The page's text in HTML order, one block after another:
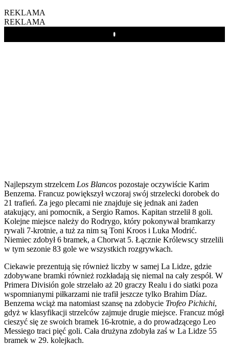
REKLAMA
REKLAMA
Play
Najlepszym strzelcem Los Blancos pozostaje oczywiście Karim
Benzema. Francuz powiększył wczoraj swój strzelecki dorobek do
21 trafień. Za jego plecami nie znajduje się jednak ani żaden
atakujący, ani pomocnik, a Sergio Ramos. Kapitan strzelił 8 goli.
Kolejne miejsce należy do Rodrygo, który pokonywał bramkarzy
rywali 7-krotnie, a tuż za nim są Toni Kroos i Luka Modrić.
Niemiec zdobył 6 bramek, a Chorwat 5. Łącznie Królewscy strzelili
w tym sezonie 83 gole we wszystkich rozgrywkach.
Ciekawie prezentują się również liczby w samej La Lidze, gdzie
zdobywane bramki również rozkładają się niemal na cały zespół. W
Primera División gole strzelało aż 20 graczy Realu i do siatki poza
wspomnianymi piłkarzami nie trafił jeszcze tylko Brahim Díaz.
Benzema wciąż ma natomiast szansę na zdobycie Trofeo Pichichi,
gdyż w klasyfikacji strzelców zajmuje drugie miejsce. Francuz mógł
cieszyć się ze swoich bramek 16-krotnie, a do prowadzącego Leo
Messiego traci pięć goli. Cała drużyna zdobyła zaś w La Lidze 55
bramek w 29. kolejkach.